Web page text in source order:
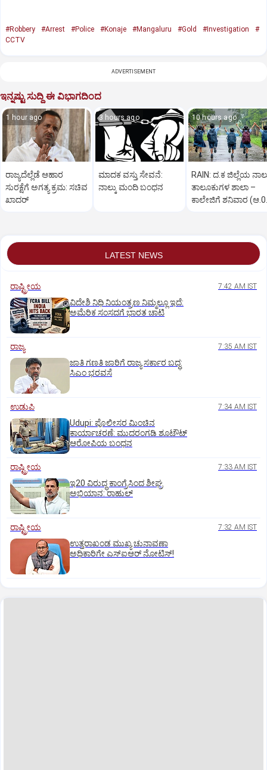
#Robbery #Arrest #Police #Konaje #Mangaluru #Gold #Investigation
#
CCTV
ADVERTISEMENT
ಇನ್ನಷ್ಟು ಸುದ್ದಿ ಈ ವಿಭಾಗದಿಂದ
1 hour ago
ರಾಜ್ಯದೆಲ್ಲೆಡೆ ಆಹಾರ
ಸುರಕ್ಷೆಗೆ ಅಗತ್ಯ ಕ್ರಮ: ಸಚಿವ
ಖಾದರ್
3 hours ago
ಮಾದಕ ವಸ್ತು ಸೇವನೆ:
ನಾಲ್ಕು ಮಂದಿ ಬಂಧನ
10 hours ago
RAIN: ದ.ಕ ಜಿಲ್ಲೆಯ
ತಾಲೂಕುಗಳ ಶಾಲಾ –
ಕಾಲೇಜಿಗೆ ಶನಿವಾರ
LATEST NEWS
ರಾಷ್ಟ್ರೀಯ 7:42 AM IST
ವಿದೇಶಿ ನಿಧಿ ನಿಯಂತ್ರಣ ನಿಮ್ಮಲ್ಲೂ ಇದೆ:
ಅಮೆರಿಕ ಸಂಸದಗೆ ಭಾರತ ಚಾಟಿ
ರಾಜ್ಯ 7:35 AM IST
ಜಾತಿ ಗಣತಿ ಜಾರಿಗೆ ರಾಜ್ಯ ಸರ್ಕಾರ ಬದ್ಧ:
ಸಿಎಂ ಭರವಸೆ
ಉಡುಪಿ 7:34 AM IST
Udupi: ಪೊಲೀಸರ ಮಿಂಚಿನ
ಕಾರ್ಯಾಚರಣೆ: ಮುದರಂಗಡಿ ಶೂಟೌಟ್‌
ಆರೋಪಿಯ ಬಂಧನ
ರಾಷ್ಟ್ರೀಯ 7:33 AM IST
ಇ20 ವಿರುದ್ಧ ಕಾಂಗ್ರೆಸಿಂದ ಶೀಘ್ರ
ಅಭಿಯಾನ: ರಾಹುಲ್‌
ರಾಷ್ಟ್ರೀಯ 7:32 AM IST
ಉತ್ತರಾಖಂಡ ಮುಖ್ಯ ಚುನಾವಣಾ
ಅಧಿಕಾರಿಗೇ ಎಸ್‌ಐಆರ್ ನೋಟಿಸ್!